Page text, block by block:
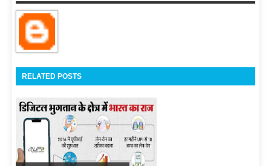
RELATED POSTS